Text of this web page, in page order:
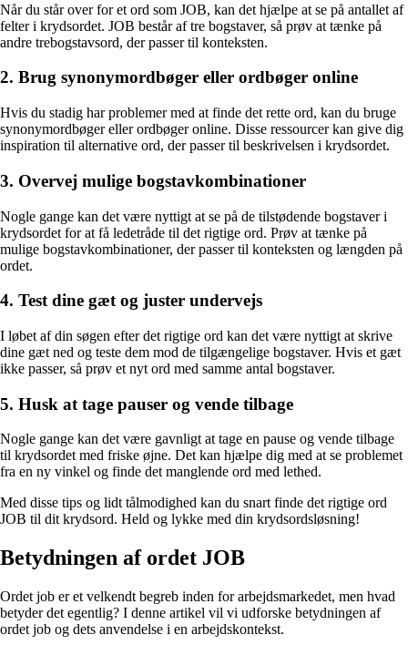
Når du står over for et ord som JOB, kan det hjælpe at se på antallet af
felter i krydsordet. JOB består af tre bogstaver, så prøv at tænke på
andre trebogstavsord, der passer til konteksten.
2. Brug synonymordbøger eller ordbøger online
Hvis du stadig har problemer med at finde det rette ord, kan du bruge
synonymordbøger eller ordbøger online. Disse ressourcer kan give dig
inspiration til alternative ord, der passer til beskrivelsen i krydsordet.
3. Overvej mulige bogstavkombinationer
Nogle gange kan det være nyttigt at se på de tilstødende bogstaver i
krydsordet for at få ledetråde til det rigtige ord. Prøv at tænke på
mulige bogstavkombinationer, der passer til konteksten og længden på
ordet.
4. Test dine gæt og juster undervejs
I løbet af din søgen efter det rigtige ord kan det være nyttigt at skrive
dine gæt ned og teste dem mod de tilgængelige bogstaver. Hvis et gæt
ikke passer, så prøv et nyt ord med samme antal bogstaver.
5. Husk at tage pauser og vende tilbage
Nogle gange kan det være gavnligt at tage en pause og vende tilbage
til krydsordet med friske øjne. Det kan hjælpe dig med at se problemet
fra en ny vinkel og finde det manglende ord med lethed.
Med disse tips og lidt tålmodighed kan du snart finde det rigtige ord
JOB til dit krydsord. Held og lykke med din krydsordsløsning!
Betydningen af ordet JOB
Ordet job er et velkendt begreb inden for arbejdsmarkedet, men hvad
betyder det egentlig? I denne artikel vil vi udforske betydningen af
ordet job og dets anvendelse i en arbejdskontekst.